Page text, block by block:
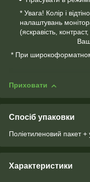
* Увага! Колір і
налаштувань
(яскравість,
* При
Приховати
Спосіб упаковки
Поліетиленовий пакет +
Характеристики